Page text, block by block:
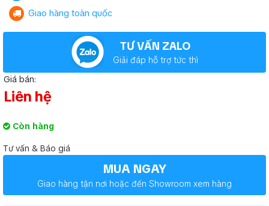
Giao hàng toàn quốc
TƯ VẤN ZALO
Giải đáp hỗ trợ tức thì
Giá bán:
Liên hệ
Còn hàng
Tư vấn & Báo giá
MUA NGAY
Giao hàng tận nơi hoặc đến Showroom xem hàng